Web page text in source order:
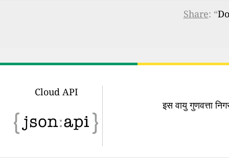
Share: “
Cloud API
इस वायु गुणवत्ता